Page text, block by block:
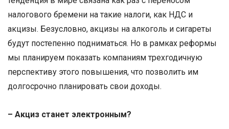
налогового бремени на такие налоги, как НДС и
акцизы. Безусловно, акцизы на алкоголь и сигареты
будут постепенно подниматься. Но в рамках реформы
мы планируем показать компаниям трехгодичную
перспективу этого повышения, что позволить им
долгосрочно планировать свои доходы.
– Акциз станет электронным?